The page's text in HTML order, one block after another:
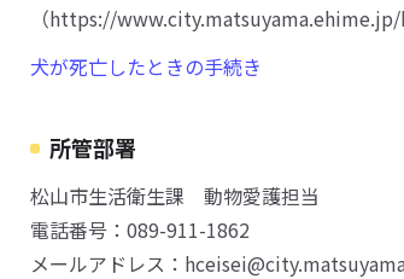
（https://
犬が死亡したときの手続き
所管部署
松山市生活衛生課 動物愛護担当
電話番号：089-911-1862
メールアドレス：